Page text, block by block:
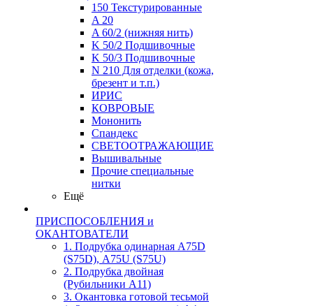
150 Текстурированные
A 20
A 60/2 (нижняя нить)
K 50/2 Подшивочные
K 50/3 Подшивочные
N 210 Для отделки (кожа,
брезент и т.п.)
ИРИС
КОВРОВЫЕ
Мононить
Спандекс
СВЕТООТРАЖАЮЩИЕ
Вышивальные
Прочие специальные
нитки
Ещё
ПРИСПОСОБЛЕНИЯ и
ОКАНТОВАТЕЛИ
1. Подрубка одинарная А75D
(S75D), А75U (S75U)
2. Подрубка двойная
(Рубильники А11)
3. Окантовка готовой тесьмой